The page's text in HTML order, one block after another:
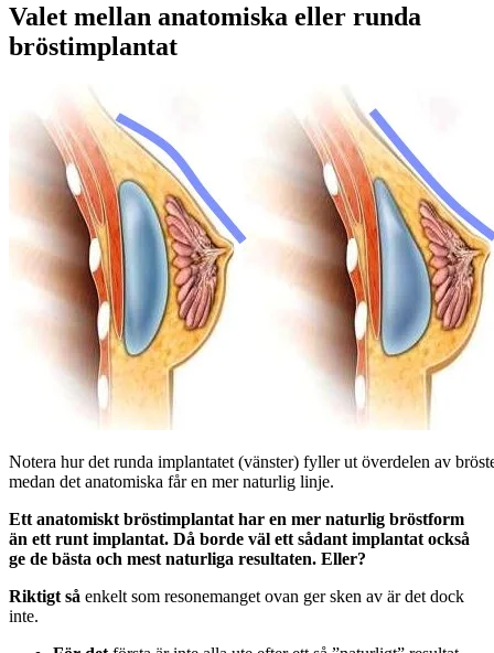
Valet mellan anatomiska eller runda
bröstimplantat
Notera hur det runda implantatet (vänster) fyller ut överdelen av
medan det anatomiska får en mer naturlig linje.
Ett anatomiskt bröstimplantat har en mer naturlig bröstform
än ett runt implantat. Då borde väl ett sådant implantat också
ge de bästa och mest naturliga resultaten. Eller?
Riktigt så enkelt som resonemanget ovan ger sken av är det dock
inte.